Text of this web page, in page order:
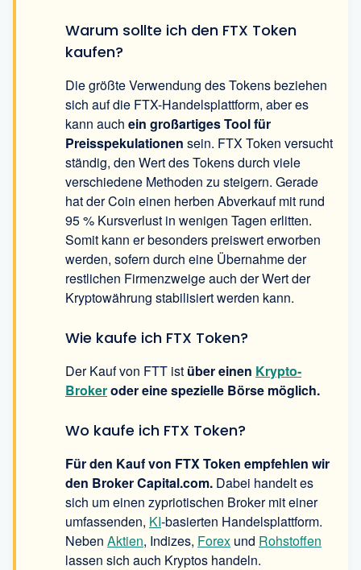
Warum sollte ich den FTX Token
kaufen?
Die größte Verwendung des Tokens beziehen
sich auf die FTX-Handelsplattform, aber es
kann auch ein großartiges Tool für
Preisspekulationen sein. FTX Token versucht
ständig, den Wert des Tokens durch viele
verschiedene Methoden zu steigern. Gerade
hat der Coin einen herben Abverkauf mit rund
95 % Kursverlust in wenigen Tagen erlitten.
Somit kann er besonders preiswert erworben
werden, sofern durch eine Übernahme der
restlichen Firmenzweige auch der Wert der
Kryptowährung stabilisiert werden kann.
Wie kaufe ich FTX Token?
Der Kauf von FTT ist über einen Krypto-
Brokeroder eine spezielle Börse möglich.
Wo kaufe ich FTX Token?
Für den Kauf von FTX Token empfehlen wir
den Broker Capital.com. Dabei handelt es
sich um einen zypriotischen Broker mit einer
umfassenden, KI-basierten Handelsplattform.
Neben Aktien, Indizes, Forex und Rohstoffen
lassen sich auch Kryptos handeln.